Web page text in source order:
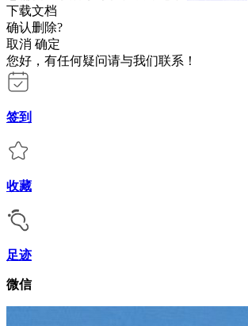
下载文档
确认删除?
取消 确定
您好，有任何疑问请与我们联系！
签到
收藏
足迹
微信